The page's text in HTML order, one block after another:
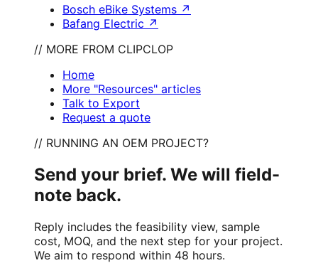
Bosch eBike Systems ↗
Bafang Electric ↗
// MORE FROM CLIPCLOP
Home
More "Resources" articles
Talk to Export
Request a quote
// RUNNING AN OEM PROJECT?
Send your brief. We will field-
note back.
Reply includes the feasibility view, sample
cost, MOQ, and the next step for your project.
We aim to respond within 48 hours.